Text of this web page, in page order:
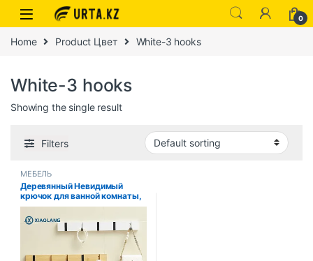
0
Home Product Цвет White-3 hooks
White-3 hooks
Showing the single result
Filters
МЕБЕЛЬ
Деревянный Невидимый
крючок для ванной комнаты,
креативная алюминиевая,
белая, черная настенная
вешалка для ключей от
двери, вешалка для хранения
пальто, полотенец, 3, 4, 5
крючков